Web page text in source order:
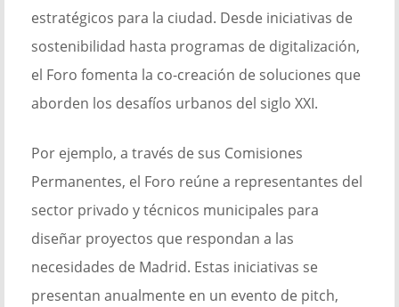
estratégicos para la ciudad. Desde iniciativas de
sostenibilidad hasta programas de digitalización,
el Foro fomenta la co-creación de soluciones que
aborden los desafíos urbanos del siglo XXI.
Por ejemplo, a través de sus Comisiones
Permanentes, el Foro reúne a representantes del
sector privado y técnicos municipales para
diseñar proyectos que respondan a las
necesidades de Madrid. Estas iniciativas se
presentan anualmente en un evento de pitch,